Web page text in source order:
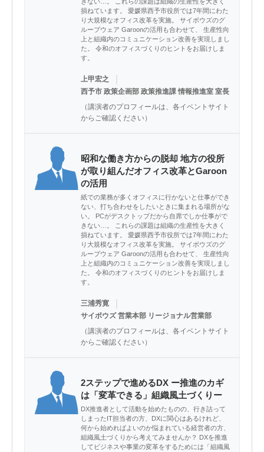
損ねています。 愛媛県西予市役所では7年間にわた
り大規模なオフィス改革を実施。 サイボウズのグ
ループウェア Garoonの活用も合わせて、 生産性向
上と組織内のコミュニケーション改善を実現しまし
た。 令和のオフィスづくりのヒントをお届けしま
す。
上甲宏之
西予市 政策企画部 政策推進課 情報推進室 室長
（講演者のプロフィールは、各イベントサイト
からご確認ください）
昭和な働き方からの脱却 地方の役所
が取り組んだオフィス改革とGaroon
の活用
紙での業務が多くオフィスに行かないと仕事ができ
ない、打ち合わせをしたいときに集まれる場所がな
い。 PCがデスクトップだから自席でしか仕事がで
きない…。 これらの課題は組織の生産性を大きく
損ねています。 愛媛県西予市役所では7年間にわた
り大規模なオフィス改革を実施。 サイボウズのグ
ループウェア Garoonの活用も合わせて、 生産性向
上と組織内のコミュニケーション改善を実現しまし
た。 令和のオフィスづくりのヒントをお届けしま
す。
三浦秀寛
サイボウズ 営業本部 リージョナル営業部
（講演者のプロフィールは、各イベントサイト
からご確認ください）
2ステップで進めるDX ー推進のカギ
は「変革できる」組織風土づくりー
DX推進者として活動を始めたものの、行き詰って
しまったIT担当者の方、DXに関心はあるけれど、
何から始めればよいのか悩まれている経営者の方、
組織風土づくりから考えてみませんか？ DXを推進
してビジネスや事業の変革をするためには「組織風